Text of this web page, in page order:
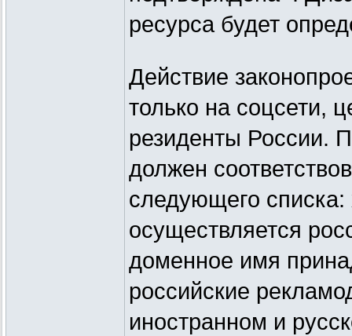
ресурса будет
Действие
только на соцсети,
резиденты России.
должен
следующего списка:
осуществляется
доменное имя
российские
иностранном и